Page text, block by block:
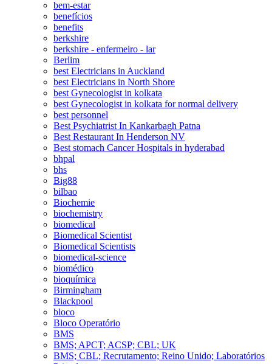
bem-estar
benefícios
benefits
berkshire
berkshire - enfermeiro - lar
Berlim
best Electricians in Auckland
best Electricians in North Shore
best Gynecologist in kolkata
best Gynecologist in kolkata for normal delivery
best personnel
Best Psychiatrist In Kankarbagh Patna
Best Restaurant In Henderson NV
Best stomach Cancer Hospitals in hyderabad
bhpal
bhs
Big88
bilbao
Biochemie
biochemistry
biomedical
Biomedical Scientist
Biomedical Scientists
biomedical-science
biomédico
bioquímica
Birmingham
Blackpool
bloco
Bloco Operatório
BMS
BMS; APCT; ACSP; CBL; UK
BMS; CBL; Recrutamento; Reino Unido; Laboratórios